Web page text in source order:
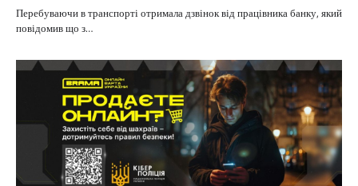
Перебуваючи в транспорті отримала дзвінок від працівника банку, який
повідомив що з…